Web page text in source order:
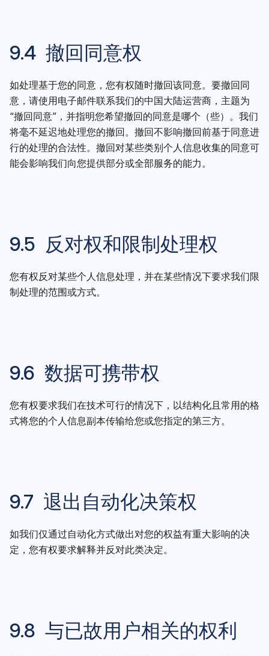
9.4 撤回同意权
如处理基于您的同意，您有权随时撤回该同意。要撤回同
意，请使用电子邮件联系我们的中国大陆运营商，主题为
“撤回同意”，并指明您希望撤回的同意是哪个（些）。我们
将毫不延迟地处理您的撤回。撤回不影响撤回前基于同意进
行的处理的合法性。撤回对某些类别个人信息收集的同意可
能会影响我们向您提供部分或全部服务的能力。
9.5 反对权和限制处理权
您有权反对某些个人信息处理，并在某些情况下要求我们限
制处理的范围或方式。
9.6 数据可携带权
您有权要求我们在技术可行的情况下，以结构化且常用的格
式将您的个人信息副本传输给您或您指定的第三方。
9.7 退出自动化决策权
如我们仅通过自动化方式做出对您的权益有重大影响的决
定，您有权要求解释并反对此类决定。
9.8 与已故用户相关的权利